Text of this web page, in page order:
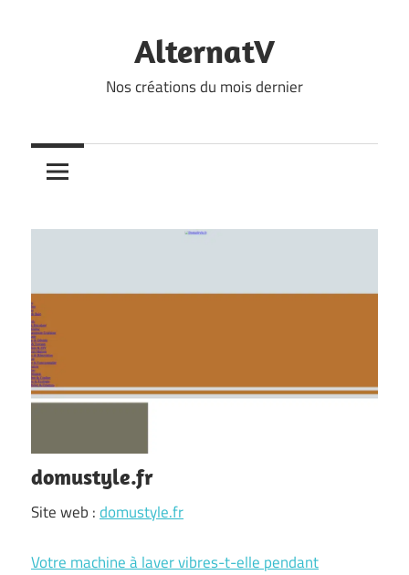
AlternatV
Nos créations du mois dernier
domustyle.fr
Site web :domustyle.fr
Votre machine à laver vibres-t-elle pendant